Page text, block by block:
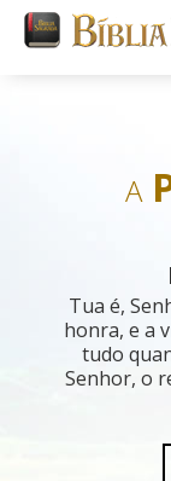
A
Tua é,
honra, e a
tudo
Senhor, o